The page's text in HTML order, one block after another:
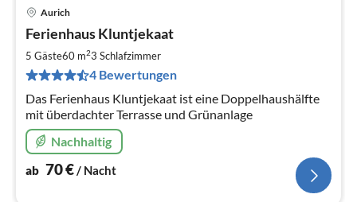
Aurich
Ferienhaus Kluntjekaat
5 Gäste60 m23 Schlafzimmer
4 Bewertungen
Das Ferienhaus Kluntjekaat ist eine Doppelhaushälfte
mit überdachter Terrasse und Grünanlage
Nachhaltig
ab 70€/ Nacht